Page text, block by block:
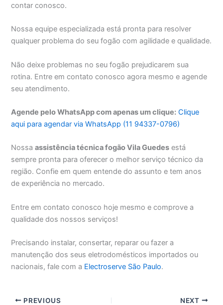
contar conosco.
Nossa equipe especializada está pronta para resolver
qualquer problema do seu fogão com agilidade e qualidade.
Não deixe problemas no seu fogão prejudicarem sua
rotina. Entre em contato conosco agora mesmo e agende
seu atendimento.
Agende pelo WhatsApp com apenas um clique: Clique
aqui para agendar via WhatsApp (11 94337-0796)
Nossaassistência técnica fogão Vila Guedes está
sempre pronta para oferecer o melhor serviço técnico da
região. Confie em quem entende do assunto e tem anos
de experiência no mercado.
Entre em contato conosco hoje mesmo e comprove a
qualidade dos nossos serviços!
Precisando instalar, consertar, reparar ou fazer a
manutenção dos seus eletrodomésticos importados ou
nacionais, fale com a Electroserve São Paulo.
PREVIOUS NEXT